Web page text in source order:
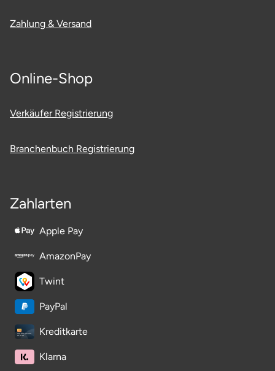
Zahlung & Versand
Online-Shop
Verkäufer Registrierung
Branchenbuch Registrierung
Zahlarten
Apple Pay
AmazonPay
Twint
PayPal
Kreditkarte
Klarna